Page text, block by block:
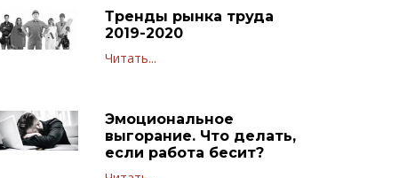
Тренды рынка труда
2019-2020
Читать...
Эмоциональное
выгорание. Что делать,
если работа бесит?